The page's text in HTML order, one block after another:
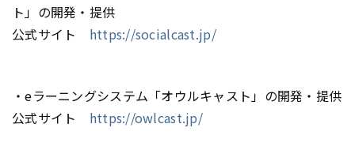
ト」の開発・提供
公式サイト https://socialcast.jp/
・eラーニングシステム「オウルキャスト」の開発・提供
公式サイト https://owlcast.jp/